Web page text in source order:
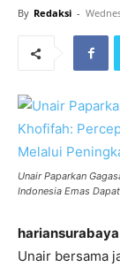
By Redaksi -
Unair Paparkan
Indonesia Emas
Unair bersama